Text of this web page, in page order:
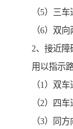
（5）三
（6）双
2、接近障
用以指示
（1）双
（2）四
（3）同